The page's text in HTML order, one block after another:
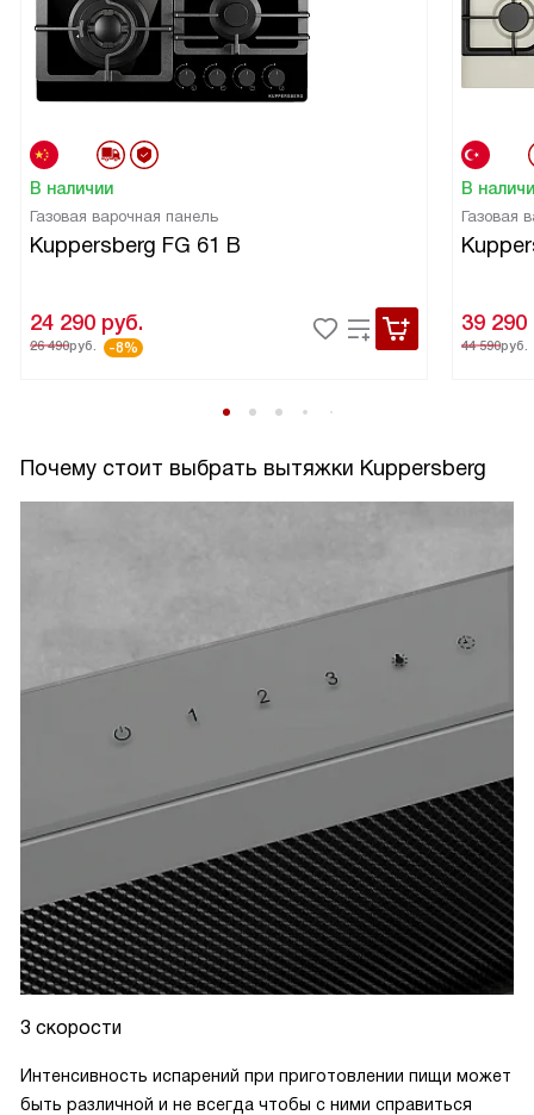
В наличии
Газовая варочная панель
Kuppersberg FG 61 B
24 290 руб.
26 490руб. -8%
В
Газовая
39 290
44 590руб.
Почему стоит выбрать вытяжки Kuppersberg
3 скорости
Интенсивность испарений при приготовлении пищи может
быть различной и не всегда чтобы с ними справиться